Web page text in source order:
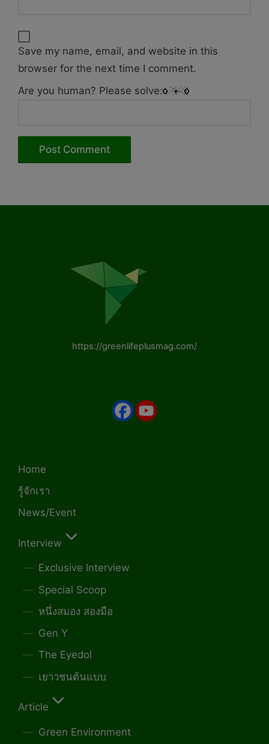
Save my name, email, and website in this
browser for the next time I comment.
Are you human? Please solve:
https://greenlifeplusmag.com/
Home
รู้จักเรา
News/Event
Interview
Exclusive Interview
Special Scoop
หนึ่งสมอง สองมือ
Gen Y
The Eyedol
เยาวชนต้นแบบ
Article
Green Environment